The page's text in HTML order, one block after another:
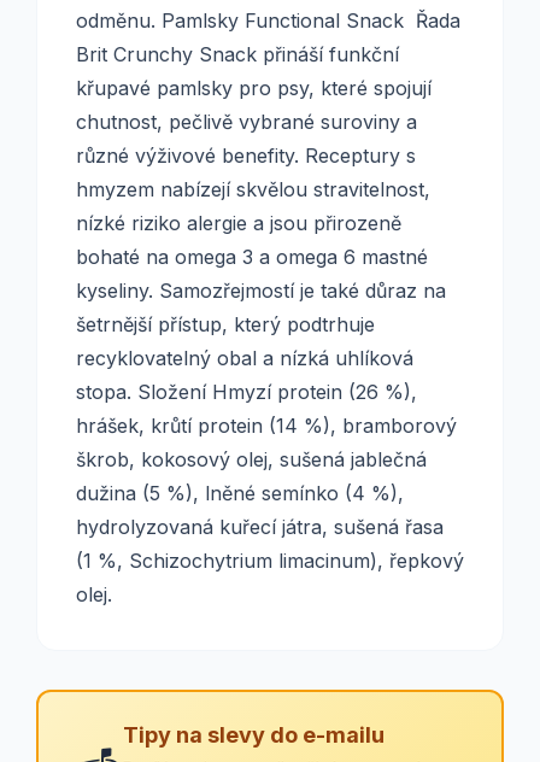
odměnu. Pamlsky Functional Snack Řada
Brit Crunchy Snack přináší funkční
křupavé pamlsky pro psy, které spojují
chutnost, pečlivě vybrané suroviny a
různé výživové benefity. Receptury s
hmyzem nabízejí skvělou stravitelnost,
nízké riziko alergie a jsou přirozeně
bohaté na omega 3 a omega 6 mastné
kyseliny. Samozřejmostí je také důraz na
šetrnější přístup, který podtrhuje
recyklovatelný obal a nízká uhlíková
stopa. Složení Hmyzí protein (26 %),
hrášek, krůtí protein (14 %), bramborový
škrob, kokosový olej, sušená jablečná
dužina (5 %), lněné semínko (4 %),
hydrolyzovaná kuřecí játra, sušená řasa
(1 %, Schizochytrium limacinum), řepkový
olej.
Tipy na slevy do e-mailu